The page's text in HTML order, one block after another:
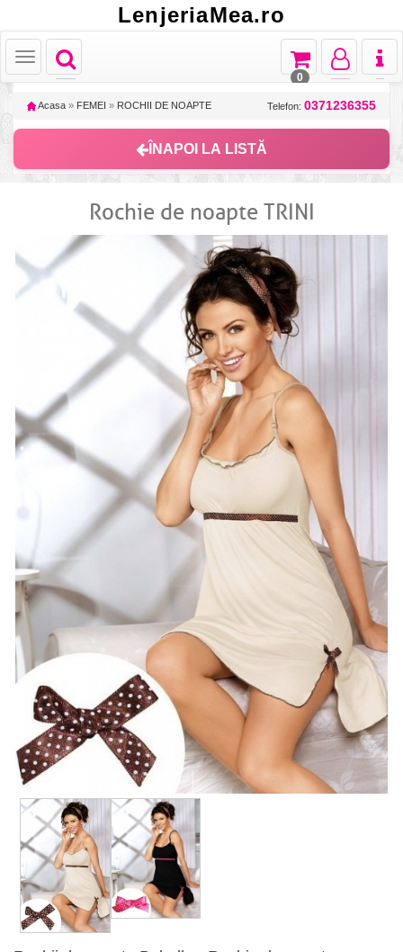
LenjeriaMea.ro
Toggle
navigation
Toggle
Toggle
navigation
Toggle
navigation
Toggle
navigation
0
Acasa » FEMEI » ROCHII DE NOAPTE Telefon: 0371236355
ÎNAPOI LA LISTĂ
Rochie de noapte TRINI